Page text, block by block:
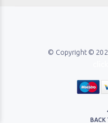
© Copyright ©
BACK